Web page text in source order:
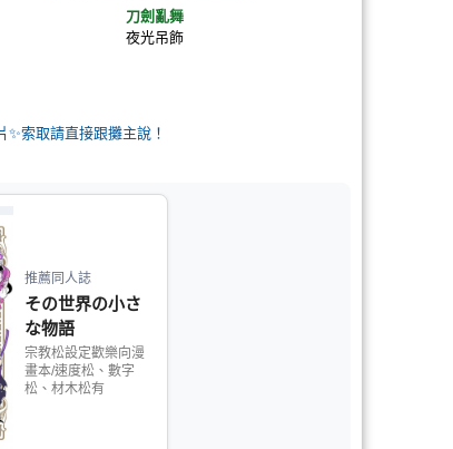
刀劍亂舞
夜光吊飾
✨️索取請直接跟攤主說！
推薦同人誌
その世界の小さ
な物語
宗教松設定歡樂向漫
畫本/速度松、數字
松、材木松有